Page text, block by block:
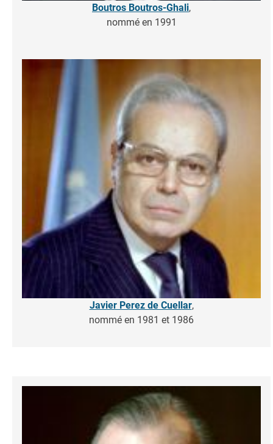
Boutros Boutros-Ghali,
nommé en 1991
Javier Perez de Cuellar,
nommé en 1981 et 1986